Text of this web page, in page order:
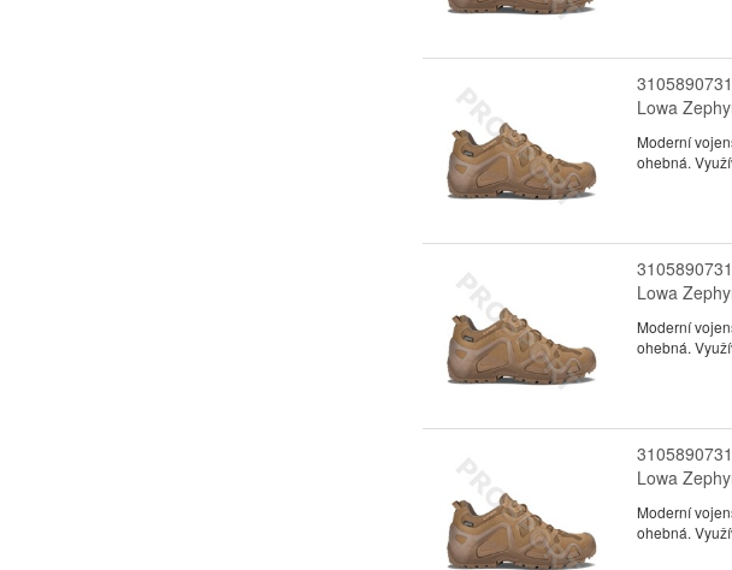
3105890731
Lowa
Moderní
ohebná.
3105890731
Lowa
Moderní
ohebná.
3105890731
Lowa
Moderní
ohebná.